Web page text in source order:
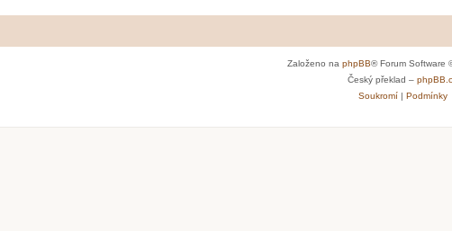
Založeno na phpBB® Forum Software
Český překlad –
Soukromí| Podmínky